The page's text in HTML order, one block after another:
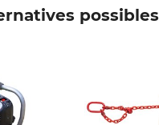
possibles